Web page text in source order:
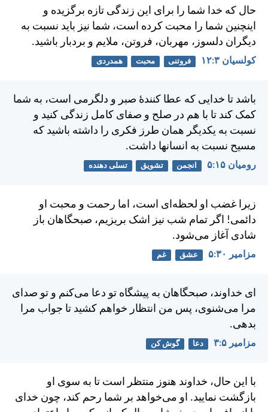
حال كه خدا شما را برای اين زندگی تازه برگزيده و
اينچنين شما را محبت كرده است، شما نيز بايد نسبت به
ديگران دلسوز، مهربان، فروتن، ملايم و بردبار باشيد.
کولسیان ۳:‏۱۲ فروتنی محبت همدردی
باشد تا خدايی كه عطا كنندهٔ صبر و دلگرمی است، به شما
كمک كند تا با هم در صلح و صفای كامل زندگی كنيد و
نسبت به يكديگر همان طرز فكری را داشته باشيد كه
مسيح نسبت به انسانها داشت.
رومیان ۱۵:‏۵ انجمن تشویق تسلی دهنده
زيرا غضب او لحظه‌ای است، اما رحمت و محبت او
دائمی! اگر تمام شب نيز اشک بريزيم، صبحگاهان باز
شادی آغاز می‌شود.
مزامير ۳۰:‏۵ عشق غم
ای خداوند، صبحگاهان به پيشگاه تو دعا می‌كنم و تو صدای
مرا می‌شنوی، پس من انتظار خواهم كشيد تا جواب مرا
بدهی.
مزامير ۵:‏۳ دعا گوش کن
با اين حال، خداوند هنوز منتظر است تا به سوی او
بازگشت نماييد. او می‌خواهد بر شما رحم كند، چون خدای